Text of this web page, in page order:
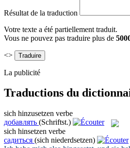
Résultat de la traduction
Votre texte a été partiellement traduit.
Vous ne pouvez pas traduire plus de
<>
La publicité
Traductions du
sich hinzusetzen verbe
добавлять (Schriftst.)
sich hinsetzen verbe
садиться (sich niederdsetzen)